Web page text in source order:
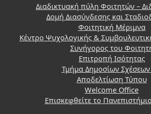
Διαδικτυακή πύλη Φοιτητών –
Δομή Διασύνδεσης και
Φοιτητική Μέριμνα
Κέντρο Ψυχολογικής &
Συνήγορος του
Επιτροπή Ισότητας
Τμήμα Δημοσίων
Αποδελτίωση Τύπου
Welcome Office
Επισκεφθείτε το